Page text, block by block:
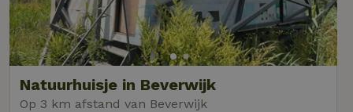
Natuurhuisje in Beverwijk
Op 3 km afstand van Beverwijk